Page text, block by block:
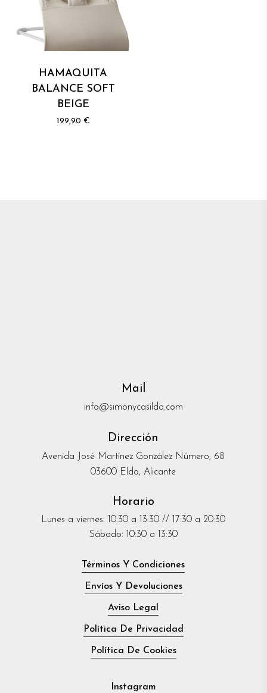
HAMAQUITA
BALANCE SOFT
BEIGE
199,90 €
Mail
info@simonycasilda.com
Dirección
Avenida José Martínez González Número, 68
03600 Elda, Alicante
Horario
Lunes a viernes: 10:30 a 13:30 // 17:30 a 20:30
Sábado: 10:30 a 13:30
Términos Y Condiciones
Envíos Y Devoluciones
Aviso Legal
Política De Privacidad
Política De Cookies
Instagram